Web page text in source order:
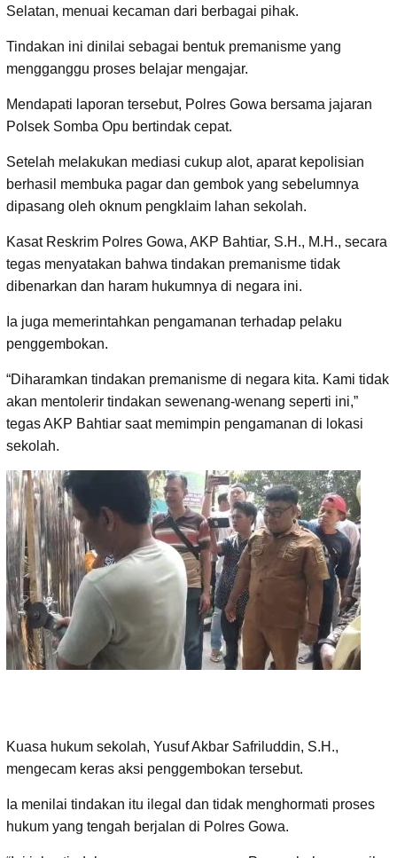
Selatan, menuai kecaman dari berbagai pihak.
Tindakan ini dinilai sebagai bentuk premanisme yang
mengganggu proses belajar mengajar.
Mendapati laporan tersebut, Polres Gowa bersama jajaran
Polsek Somba Opu bertindak cepat.
Setelah melakukan mediasi cukup alot, aparat kepolisian
berhasil membuka pagar dan gembok yang sebelumnya
dipasang oleh oknum pengklaim lahan sekolah.
Kasat Reskrim Polres Gowa, AKP Bahtiar, S.H., M.H., secara
tegas menyatakan bahwa tindakan premanisme tidak
dibenarkan dan haram hukumnya di negara ini.
Ia juga memerintahkan pengamanan terhadap pelaku
penggembokan.
“Diharamkan tindakan premanisme di negara kita. Kami tidak
akan mentolerir tindakan sewenang-wenang seperti ini,”
tegas AKP Bahtiar saat memimpin pengamanan di lokasi
sekolah.
Kuasa hukum sekolah, Yusuf Akbar Safriluddin, S.H.,
mengecam keras aksi penggembokan tersebut.
Ia menilai tindakan itu ilegal dan tidak menghormati proses
hukum yang tengah berjalan di Polres Gowa.